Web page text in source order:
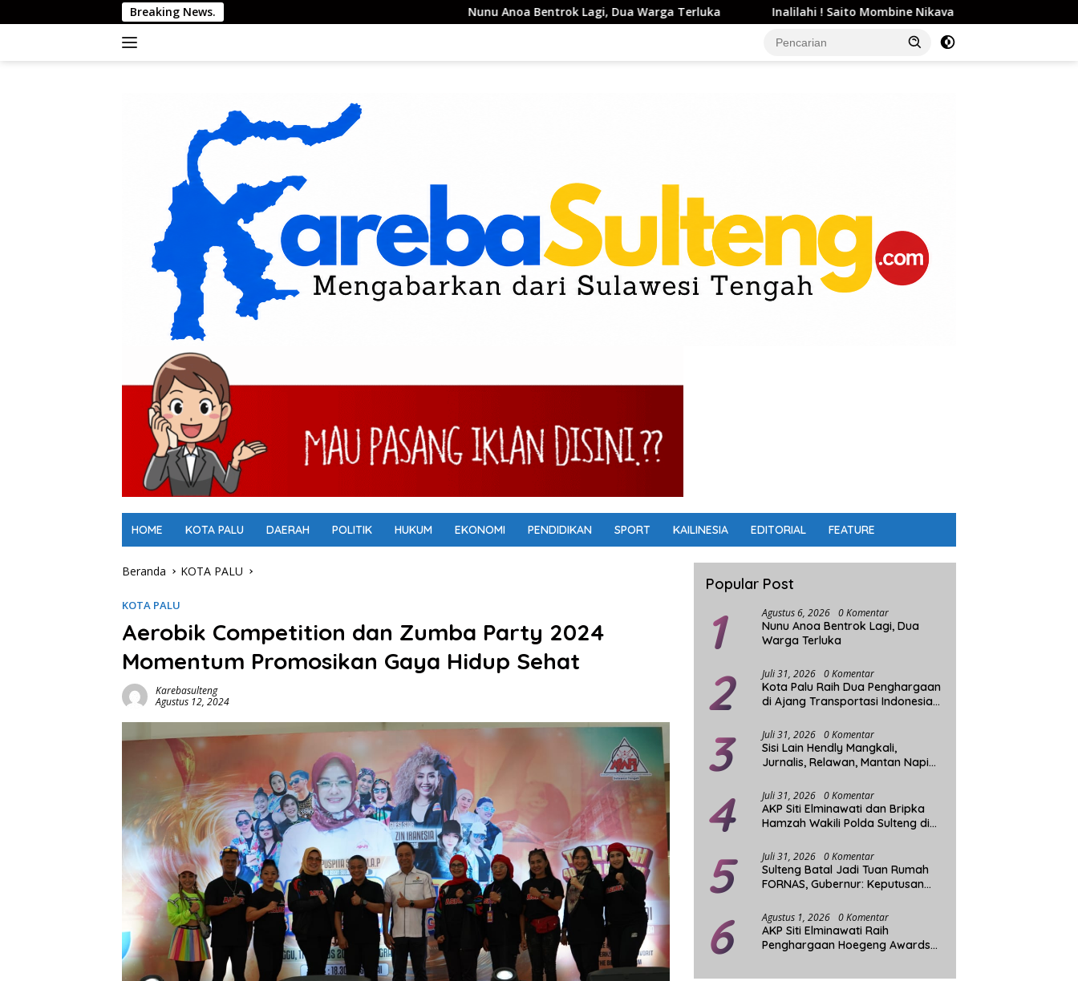
ke
Breaking News. Nunu Anoa Bentrok Lagi, Dua Warga Terluka Inalilahi ! Saito Mombine Nikava Nolanto Nikiki Kapuna ri Bivi Tasi Lere
HOME KOTA PALU DAERAH POLITIK HUKUM EKONOMI PENDIDIKAN SPORT KAILINESIA EDITORIAL FEATURE
Beranda KOTA PALU
KOTA PALU
Aerobik Competition dan Zumba Party 2024
Momentum Promosikan Gaya Hidup Sehat
Karebasulteng
Agustus 12, 2024
Popular Post
1 Agustus 6, 2026 0 Komentar
Nunu Anoa Bentrok Lagi, Dua
Warga Terluka
2 Juli 31, 2026 0 Komentar
Kota Palu Raih Dua Penghargaan
di Ajang Transportasi Indonesia
3 Juli 31, 2026 0 Komentar
Sisi Lain Hendly Mangkali,
Jurnalis, Relawan, Mantan Napi
4 Juli 31, 2026 0 Komentar
AKP Siti Elminawati dan Bripka
Hamzah Wakili Polda Sulteng di
5 Juli 31, 2026 0 Komentar
Sulteng Batal Jadi Tuan Rumah
FORNAS, Gubernur: Keputusan
6 Agustus 1, 2026 0 Komentar
AKP Siti Elminawati Raih
Penghargaan Hoegeng Awards